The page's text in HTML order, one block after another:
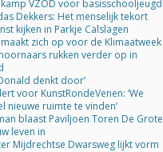
VZOD voor basisschooljeugd
Dekkers: Het menselijk tekort
kijken in Parkje Calslagen
zich op voor de Klimaatweek
rukken verder op in
denkt door’
voor KunstRondeVenen: ‘We
nieuwe ruimte te vinden’
blaast Paviljoen Toren De Grote
leven in
Mijdrechtse Dwarsweg lijkt vorm